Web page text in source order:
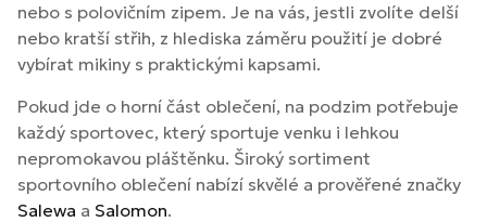
nebo s polovičním zipem. Je na vás, jestli zvolíte delší
nebo kratší střih, z hlediska záměru použití je dobré
vybírat mikiny s praktickými kapsami.
Pokud jde o horní část oblečení, na podzim potřebuje
každý sportovec, který sportuje venku i lehkou
nepromokavou pláštěnku. Široký sortiment
sportovního oblečení nabízí skvělé a prověřené značky
Salewa a Salomon.